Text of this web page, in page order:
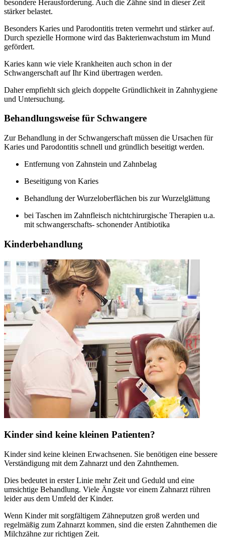
besondere Herausforderung. Auch die Zähne sind in dieser Zeit
stärker belastet.
Besonders Karies und Parodontitis treten vermehrt und stärker auf.
Durch spezielle Hormone wird das Bakterienwachstum im Mund
gefördert.
Karies kann wie viele Krankheiten auch schon in der
Schwangerschaft auf Ihr Kind übertragen werden.
Daher empfiehlt sich gleich doppelte Gründlichkeit in Zahnhygiene
und Untersuchung.
Behandlungsweise für Schwangere
Zur Behandlung in der Schwangerschaft müssen die Ursachen für
Karies und Parodontitis schnell und gründlich beseitigt werden.
Entfernung von Zahnstein und Zahnbelag
Beseitigung von Karies
Behandlung der Wurzeloberflächen bis zur Wurzelglättung
bei Taschen im Zahnfleisch nichtchirurgische Therapien u.a.
mit schwangerschafts- schonender Antibiotika
Kinderbehandlung
Kinder sind keine kleinen Patienten?
Kinder sind keine kleinen Erwachsenen. Sie benötigen eine bessere
Verständigung mit dem Zahnarzt und den Zahnthemen.
Dies bedeutet in erster Linie mehr Zeit und Geduld und eine
umsichtige Behandlung. Viele Ängste vor einem Zahnarzt rühren
leider aus dem Umfeld der Kinder.
Wenn Kinder mit sorgfältigem Zähneputzen groß werden und
regelmäßig zum Zahnarzt kommen, sind die ersten Zahnthemen die
Milchzähne zur richtigen Zeit.